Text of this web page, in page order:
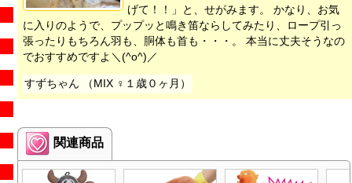
げて！！」と、せがみます。 かなり、お気
に入りのようで、プップッと鳴き笛ならしてみたり、ロープ引っ
張ったりもちろん羽も、胴体も首も・・・。 本当に丈夫そうなの
でおすすめですよ＼(^o^)／
すずちゃん （MIX ♀１歳０ヶ月）
関連商品